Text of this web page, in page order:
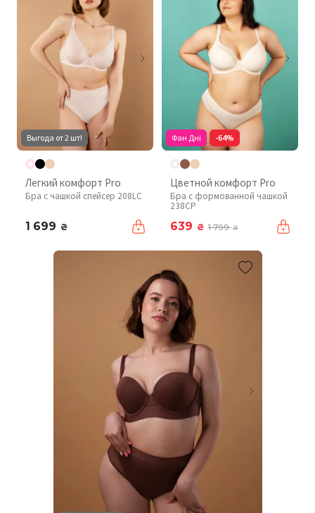
Выгода от 2 шт!
Легкий комфорт Pro
Бра с чашкой спейсер 208LC
1 699 ₴
Фан Дні -64%
Цветной комфорт Pro
Бра с формованной чашкой
238CP
639 ₴ 1 799₴